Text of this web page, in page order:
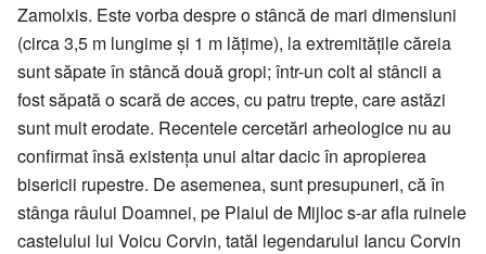
Zamolxis. Este vorba despre o stâncă de mari dimensiuni
(circa 3,5 m lungime şi 1 m lăţime), la extremităţile căreia
sunt săpate în stâncă două gropi; într-un colt al stâncii a
fost săpată o scară de acces, cu patru trepte, care astăzi
sunt mult erodate. Recentele cercetări arheologice nu au
confirmat însă existenţa unui altar dacic în apropierea
bisericii rupestre. De asemenea, sunt presupuneri, că în
stânga râului Doamnei, pe Plaiul de Mijloc s-ar afla ruinele
castelului lui Voicu Corvin, tatăl legendarului Iancu Corvin